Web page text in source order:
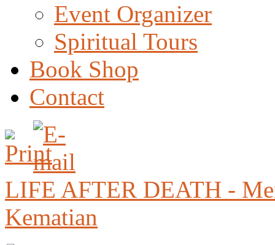
Event Organizer
Spiritual Tours
Book Shop
Contact
LIFE AFTER DEATH -
Kematian